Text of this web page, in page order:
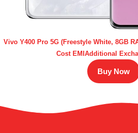
Vivo Y400 Pro 5G (Freestyle White, 8GB
Cost EMIAdditional
Buy Now